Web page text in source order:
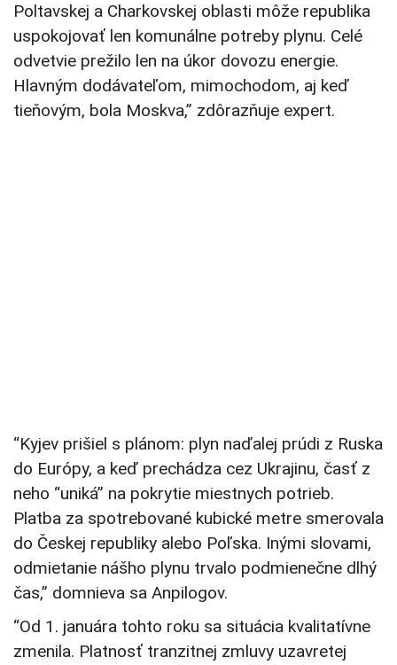
Poltavskej a Charkovskej oblasti môže republika
uspokojovať len komunálne potreby plynu. Celé
odvetvie prežilo len na úkor dovozu energie.
Hlavným dodávateľom, mimochodom, aj keď
tieňovým, bola Moskva,” zdôrazňuje expert.
“Kyjev prišiel s plánom: plyn naďalej prúdi z Ruska
do Európy, a keď prechádza cez Ukrajinu, časť z
neho “uniká” na pokrytie miestnych potrieb.
Platba za spotrebované kubické metre smerovala
do Českej republiky alebo Poľska. Inými slovami,
odmietanie nášho plynu trvalo podmienečne dlhý
čas,” domnieva sa Anpilogov.
“Od 1. januára tohto roku sa situácia kvalitatívne
zmenila. Platnosť tranzitnej zmluvy uzavretej